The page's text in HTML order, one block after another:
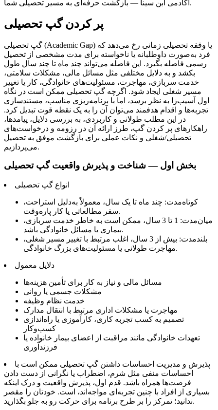
آکادمی ابن سینا — بازگشت حرفه‌ای به مسیر تحصیلی شما.
پر کردن گپ تحصیلی
گپ تحصیلی (Academic Gap) یا وقفه تحصیلی زمانی رخ می‌دهد که
فرد به‌صورت داوطلبانه یا ناخواسته برای مدت مشخصی از تحصیل
رسمی فاصله بگیرد. این فاصله می‌تواند چند ماه تا چند سال طول
بکشد و به دلایل مختلفی مثل مسائل مالی، مشکلات سلامتی،
خدمت سربازی، مهاجرت، مسئولیت‌های خانوادگی، کار یا تغییر
مسیر شغلی ایجاد شود. اگرچه گپ تحصیلی ممکن است در نگاه
اول آسیب‌زا به نظر برسد، اما با برنامه‌ریزی مناسب، مستندسازی
تجربه‌ها و اقدام هدفمند می‌توان آن را به یک نقطه قوت تبدیل کرد.
در این مطلب طولانی و کاربردی، به بررسی دلایل، پیامدها،
راهکارهای پر کردن گپ، طرز ارائه آن در رزومه و درخواست‌های
تحصیلی/شغلی و نکات عملی برای بازگشت موفق به تحصیل
می‌پردازیم.
بخش اول — شناخت و پذیرش واقعیت گپ تحصیلی
انواع گپ تحصیلی
کوتاه‌مدت: چند ماه تا یک سال، معمولاً به‌دلیل استراحت،
سفر مطالعاتی یا کار پاره‌وقت.
میان‌مدت: 1 تا 3 سال، ممکن است به خاطر خدمت سربازی،
بیماری یا مسائل خانوادگی باشد.
بلندمدت: بیش از 3 سال، اغلب مرتبط با تغییر مسیر شغلی،
مهاجرت طولانی یا مسئولیت‌های بزرگ خانوادگی.
دلایل معمول
مسائل مالی و نیاز به کار برای تأمین هزینه‌ها
مشکلات جسمی یا روانی
خدمت نظام وظیفه
مهاجرت یا مشکلات اداری مرتبط با انتقال مدارک
تصمیم به کسب تجربه کاری، کارآموزی یا راه‌اندازی
کسب‌وکار
تعهدات خانوادگی مانند مراقبت از اعضای بیمار خانواده یا
فرزندآوری
پذیرش و مدیریت احساسات داشتن گپ تحصیلی ممکن است با
احساسات منفی مثل شرم، اضطراب یا نگرانی از دست دادن
فرصت‌ها همراه باشد. قدم اول، پذیرش واقعیت و درک اینکه
بسیاری از افراد با چنین تجربه‌ای مواجه‌اند، است. خودتان را مقصر
ندانید؛ تمرکز را بر طرح برنامه برای حرکت رو به جلو بگذارید.